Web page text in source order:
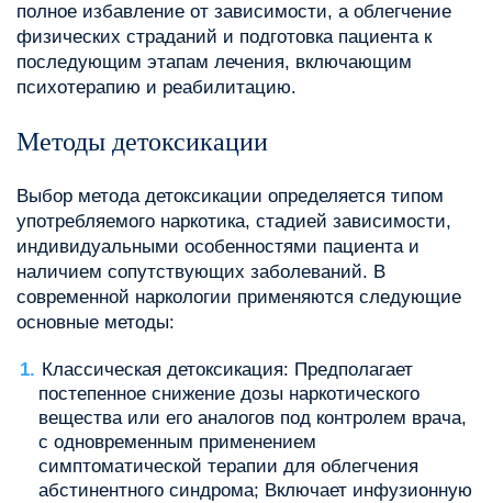
полное избавление от зависимости, а облегчение
физических страданий и подготовка пациента к
последующим этапам лечения, включающим
психотерапию и реабилитацию.
Методы детоксикации
Выбор метода детоксикации определяется типом
употребляемого наркотика, стадией зависимости,
индивидуальными особенностями пациента и
наличием сопутствующих заболеваний. В
современной наркологии применяются следующие
основные методы:
Классическая детоксикация: Предполагает
постепенное снижение дозы наркотического
вещества или его аналогов под контролем врача,
с одновременным применением
симптоматической терапии для облегчения
абстинентного синдрома; Включает инфузионную